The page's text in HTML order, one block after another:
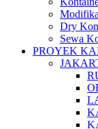
Dry
Sewa
PROYEK